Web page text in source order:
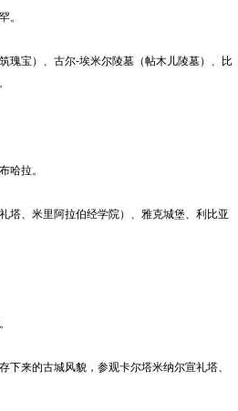
。
瑰宝）、古尔-埃米尔陵墓（帖木儿陵墓）、比
哈拉。
、米里阿拉伯经学院）、雅克城堡、利比亚
来的古城风貌，参观卡尔塔米纳尔宣礼塔、